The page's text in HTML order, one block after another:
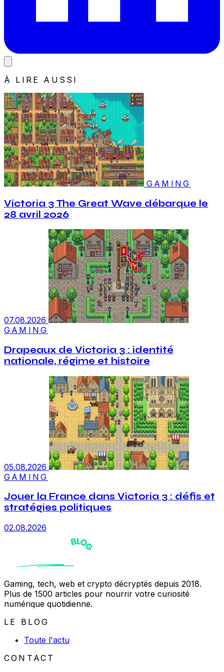
À LIRE AUSSI
GAMING
Victoria 3 The Great Wave débarque le
28 avril 2026
07.08.2026
GAMING
Drapeaux de Victoria 3 : identité
nationale, régime et histoire
05.08.2026
GAMING
Jouer la France dans Victoria 3 : défis et
stratégies politiques
02.08.2026
Gaming, tech, web et crypto décryptés depuis 2018.
Plus de 1500 articles pour nourrir votre curiosité
numérique quotidienne.
LE BLOG
Toute l'actu
CONTACT